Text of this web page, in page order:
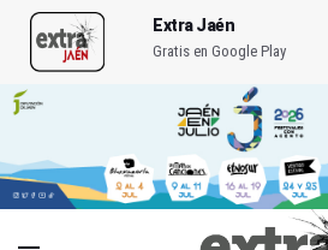
Extra Jaén
Gratis en Google Play